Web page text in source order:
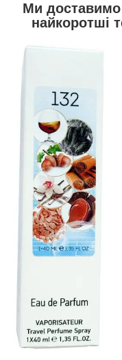
Ми
найкоротші